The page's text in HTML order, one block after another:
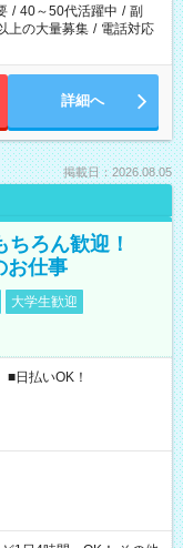
/ 40～50代活躍中 / 副
上の大量募集 / 電話対応
詳細へ
掲載日：2026.08.05
ろん歓迎！
お仕事
大学生歓迎
日払いOK！